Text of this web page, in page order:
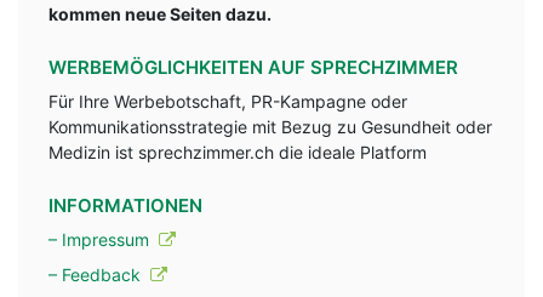
kommen neue Seiten dazu.
WERBEMÖGLICHKEITEN AUF SPRECHZIMMER
Für Ihre Werbebotschaft, PR-Kampagne oder
Kommunikationsstrategie mit Bezug zu Gesundheit oder
Medizin ist sprechzimmer.ch die ideale Platform
INFORMATIONEN
– Impressum
– Feedback